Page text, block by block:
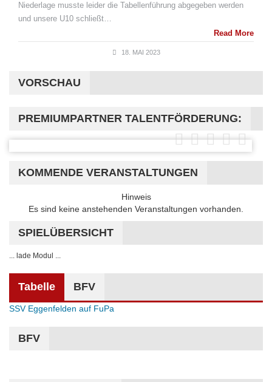
Niederlage musste leider die Tabellenführung abgegeben werden
und unsere U10 schließt…
Read More
18. MAI 2023
VORSCHAU
PREMIUMPARTNER TALENTFÖRDERUNG:
KOMMENDE VERANSTALTUNGEN
Hinweis
Es sind keine anstehenden Veranstaltungen vorhanden.
SPIELÜBERSICHT
... lade Modul ...
Tabelle BFV
SSV Eggenfelden auf FuPa
BFV